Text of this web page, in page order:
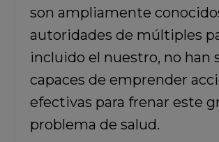
son ampliamente
autoridades de múltiples
incluido el nuestro, no han
capaces de emprender
efectivas para frenar este
problema de salud.